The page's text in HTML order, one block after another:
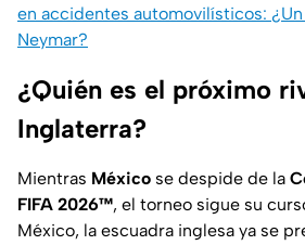
en accidentes automovilísticos:
Neymar?
¿Quién es el próximo
Inglaterra?
Mientras México se despide de la
FIFA 2026™, el torneo sigue su
México, la escuadra inglesa ya se